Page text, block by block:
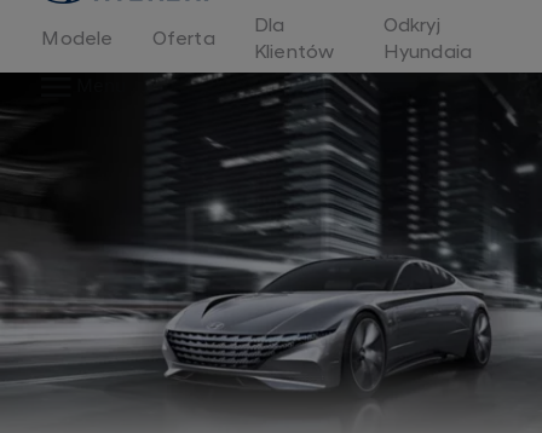
Modele Oferta
Dla
Klientów
Odkryj
Hyundaia